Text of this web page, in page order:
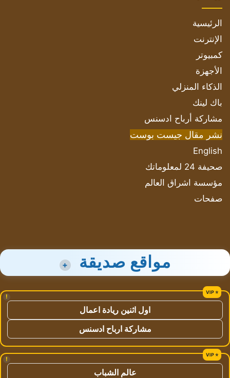
الرئيسية
الإنترنت
كمبيوتر
الأجهزة
الذكاء المنزلي
باك لينك
مشاركة أرباح ادسنس
نشر مقال جيست بوست
English
صحيفة 24 لمعلوماتك
مؤسسة اشراق العالم
صفحات
مواقع صديقة +
!
اول اثنين ريادة اعمال
مشاركة ارباح ادسنس
!
عالم الشباب